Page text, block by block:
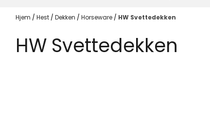
Hjem / Hest / Dekken / Horseware / HW Svettedekken
HW Svettedekken